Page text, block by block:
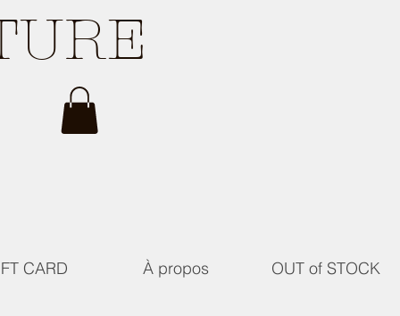
CARD À propos OUT of STOCK